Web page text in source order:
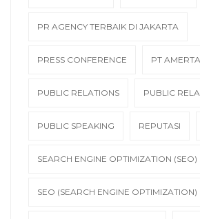
PR AGENCY TERBAIK DI JAKARTA
PRESS CONFERENCE PT
PUBLIC RELATIONS PUBLIC
PUBLIC SPEAKING REPUTASI
SEARCH ENGINE OPTIMIZATION (SEO)
SEO (SEARCH ENGINE OPTIMIZATION)